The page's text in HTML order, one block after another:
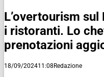
L’overtourism
i ristoranti. Lo
prenotazioni
18/09/202411:08Redazione